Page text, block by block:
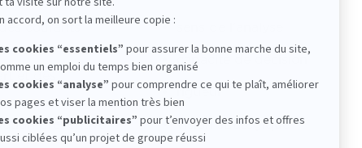
courants
et des
préventive
capacité de décision
rigueur
vision stratégique